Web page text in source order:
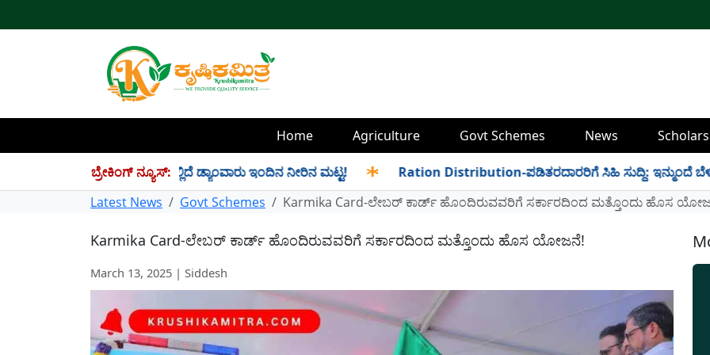
Home Agriculture Govt Schemes News
ಬ್ರೇಕಿಂಗ್ ನ್ಯೂಸ್:
ನೀರು ಸಂಗ್ರಹ! ಇಲ್ಲಿದೆ ಡ್ಯಾಂವಾರು ಇಂದಿನ ನೀರಿನ ಮಟ್ಟ! ✱ Ration Distribution-ಪಡಿತರದಾರರಿಗೆ ಸಿಹಿ ಸುದ್ದಿ: ಇನ್ಮುಂದೆ ಬೆಳಿಗ್ಗೆ 6
Latest News
Govt Schemes Karmika Card-ಲೇಬರ್ ಕಾರ್ಡ್ ಹೊಂದಿರುವವರಿಗೆ ಸರ್ಕಾರದಿಂದ ಮತ್ತೊಂದು ಹೊಸ
Karmika Card-ಲೇಬರ್ ಕಾರ್ಡ್ ಹೊಂದಿರುವವರಿಗೆ ಸರ್ಕಾರದಿಂದ ಮತ್ತೊಂದು ಹೊಸ ಯೋಜನೆ!
March 13, 2025 | Siddesh